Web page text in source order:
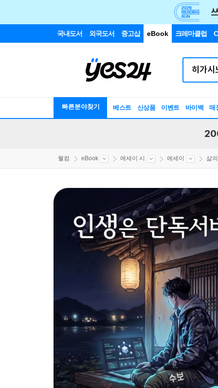
국내도서 외국도서 중고샵 eBook 크레마클럽
빠른분야찾기 베스트 신상품 이벤트 바이백 매
웰컴 eBook 에세이 시 에세이 삶